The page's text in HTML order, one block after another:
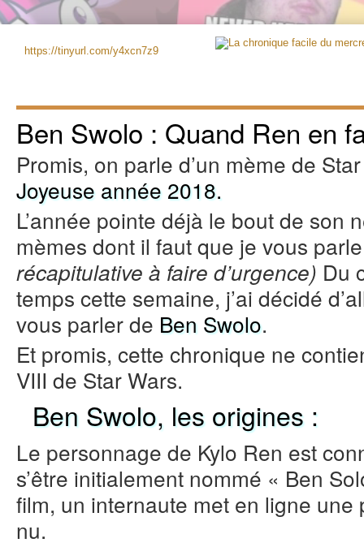
https://tinyurl.com/y4xcn7z9
Ben Swolo : Quand Ren en
Promis, on parle d’un mème de
Joyeuse année 2018.
L’année pointe déjà le bout de son
mèmes dont il faut que je vous parle
récapitulative à faire d’urgence) Du
temps cette semaine, j’ai décidé
vous parler de Ben Swolo.
Et promis, cette chronique ne
VIII de Star Wars.
Ben Swolo, les origines :
Le personnage de Kylo Ren est
s’être initialement nommé « Ben
film, un internaute met en ligne
nu.